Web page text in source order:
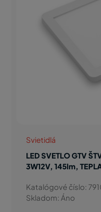
Svietidlá
LED SVETLO GTV
3W12V, 145lm,
Katalógové číslo:
Skladom: Áno